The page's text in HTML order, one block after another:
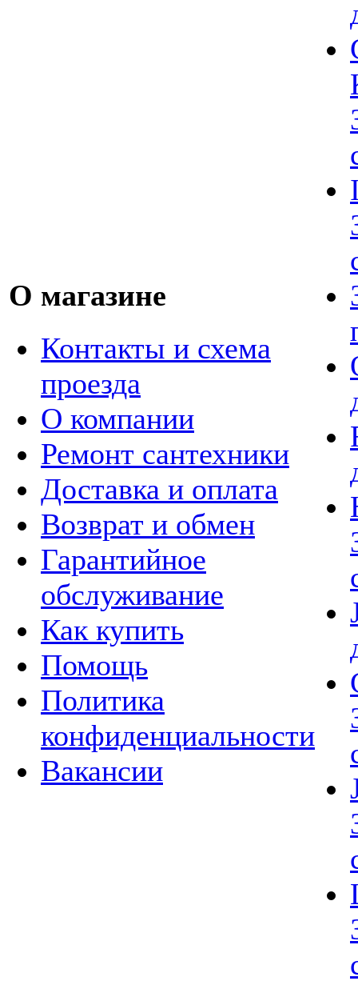
О магазине
Контакты и схема
проезда
О компании
Ремонт сантехники
Доставка и оплата
Возврат и обмен
Гарантийное
обслуживание
Как купить
Помощь
Политика
конфиденциальности
Вакансии